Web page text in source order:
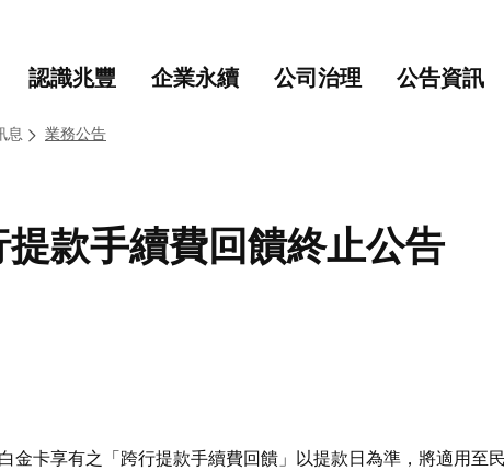
認識兆豐 企業永續 公司治理 公告資訊
息 業務公告
款手續費回饋終止公告
金卡享有之「跨行提款手續費回饋」以提款日為準，將適用至